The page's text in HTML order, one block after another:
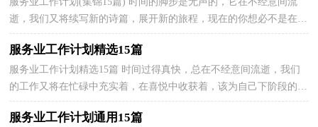
逝，我们又将续写新的诗篇，展开新的旅程，现在的你想必不是在做
计划，就是在准备做计划吧。相信许多人会觉得计划很难...
服务业工作计划精选15篇
服务业工作计划精选15篇 时间过得真快，总在不经意间流逝，我们
的工作又将在忙碌中充实着，在喜悦中收获着，该为自己下阶段的学
习制定一个计划了。那么计划怎么拟定才能发挥它最大...
服务业工作计划通用15篇